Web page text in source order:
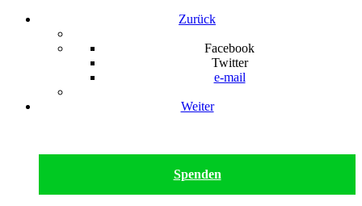
Zurück
Facebook
Twitter
e-mail
Weiter
Spenden